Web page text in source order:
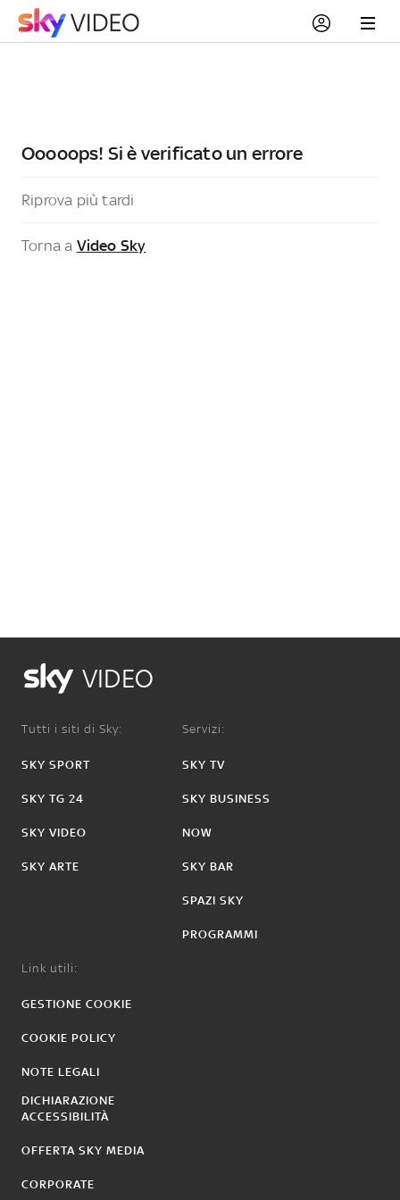
Ooooops! Si è verificato un errore
Riprova più tardi
Torna a Video Sky
VIDEO
Tutti i siti di Sky:
SKY SPORT
SKY TG 24
SKY VIDEO
SKY ARTE
Servizi:
SKY TV
SKY BUSINESS
NOW
SKY BAR
SPAZI SKY
PROGRAMMI
Link utili:
GESTIONE COOKIE
COOKIE POLICY
NOTE LEGALI
DICHIARAZIONE
ACCESSIBILITÀ
OFFERTA SKY MEDIA
CORPORATE